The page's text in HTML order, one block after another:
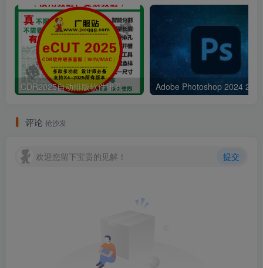
CDR2025自动排版软件排孔插件ecut省料LED冲孔字解决提示升级问题
评论 抢沙发
欢迎您留下宝贵的见解！ 提交